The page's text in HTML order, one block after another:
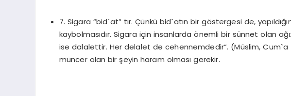
7. Sigara “bid`at” tır. Çünkü bid`atın bir göstergesi de,
kaybolmasıdır. Sigara için insanlarda önemli bir sünnet olan
ise dalalettir. Her delalet de cehennemdedir”. (Müslim,
müncer olan bir şeyin haram olması gerekir.